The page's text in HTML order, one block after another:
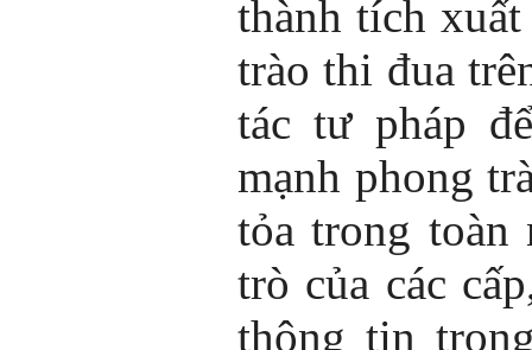
thành tích
trào thi đua
tác tư pháp
mạnh phong
tỏa trong toàn
trò của các
thông tin